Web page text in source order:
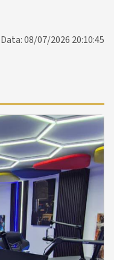
Data: 08/07/2026 20:10:45